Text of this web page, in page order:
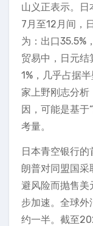
山义正表示。
7月至12月间，
为：出口35.5%
贸易中，日元结
1%，几乎占据
家上野刚志分
因，可能是基于
考量。
日本青空银行
朗普对同盟国采
避风险而抛售美
步加速。全球外
约一半。截至